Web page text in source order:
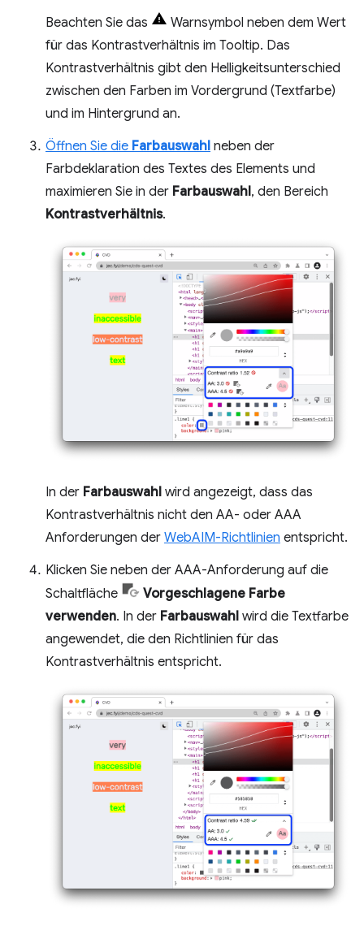
Beachten Sie das
Warnsymbol neben dem Wert
für das Kontrastverhältnis im Tooltip. Das
Kontrastverhältnis gibt den Helligkeitsunterschied
zwischen den Farben im Vordergrund (Textfarbe)
und im Hintergrund an.
Öffnen Sie die Farbauswahl neben der
Farbdeklaration des Textes des Elements und
maximieren Sie in der Farbauswahl, den Bereich
Kontrastverhältnis.
In der Farbauswahl wird angezeigt, dass das
Kontrastverhältnis nicht den AA- oder AAA
Anforderungen der WebAIM-Richtlinien entspricht.
Klicken Sie neben der AAA-Anforderung auf die
Schaltfläche
Vorgeschlagene Farbe
verwenden. In der Farbauswahl wird die Textfarbe
angewendet, die den Richtlinien für das
Kontrastverhältnis entspricht.